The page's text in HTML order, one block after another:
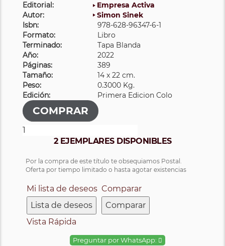
Editorial:
Empresa Activa
Autor:
Simon Sinek
Isbn:
978-628-96347-6-1
Formato:
Libro
Terminado:
Tapa Blanda
Año:
2022
Páginas:
389
Tamaño:
14 x 22 cm.
Peso:
0.3000 Kg.
Edición:
Primera Edicion Colo
2 EJEMPLARES DISPONIBLES
Por la compra de este título te obsequiamos Postal.
Oferta por tiempo limitado o hasta agotar existencias
Mi lista de deseos
Lista de deseos
Comparar
Comparar
Vista Rápida
Preguntar por WhatsApp: